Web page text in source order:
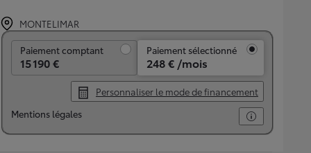
MONTELIMAR
Paiement comptant
15 190 €
Paiement sélectionné
248 € /mois
Personnaliser le mode de financement
Mentions légales